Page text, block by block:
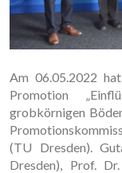
Am 06.05.2022
Promotion
grobkörnigen
(TU Dresden).
Dresden), Prof.